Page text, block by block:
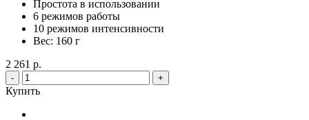
Простота в использовании
6 режимов работы
10 режимов интенсивности
Вес: 160 г
2 261 р.
- +
Купить